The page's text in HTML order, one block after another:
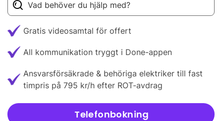
Gratis videosamtal för offert
All kommunikation tryggt i Done-appen
Ansvarsförsäkrade & behöriga elektriker till fast
timpris på 795 kr/h efter ROT-avdrag
Telefonbokning